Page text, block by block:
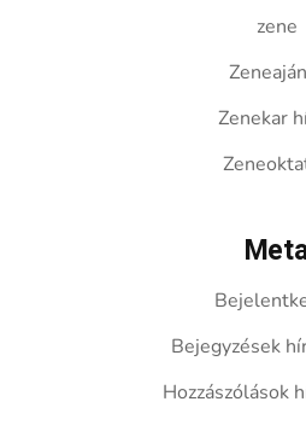
zene
Zenekar
Bejegyzések
Hozzászólások